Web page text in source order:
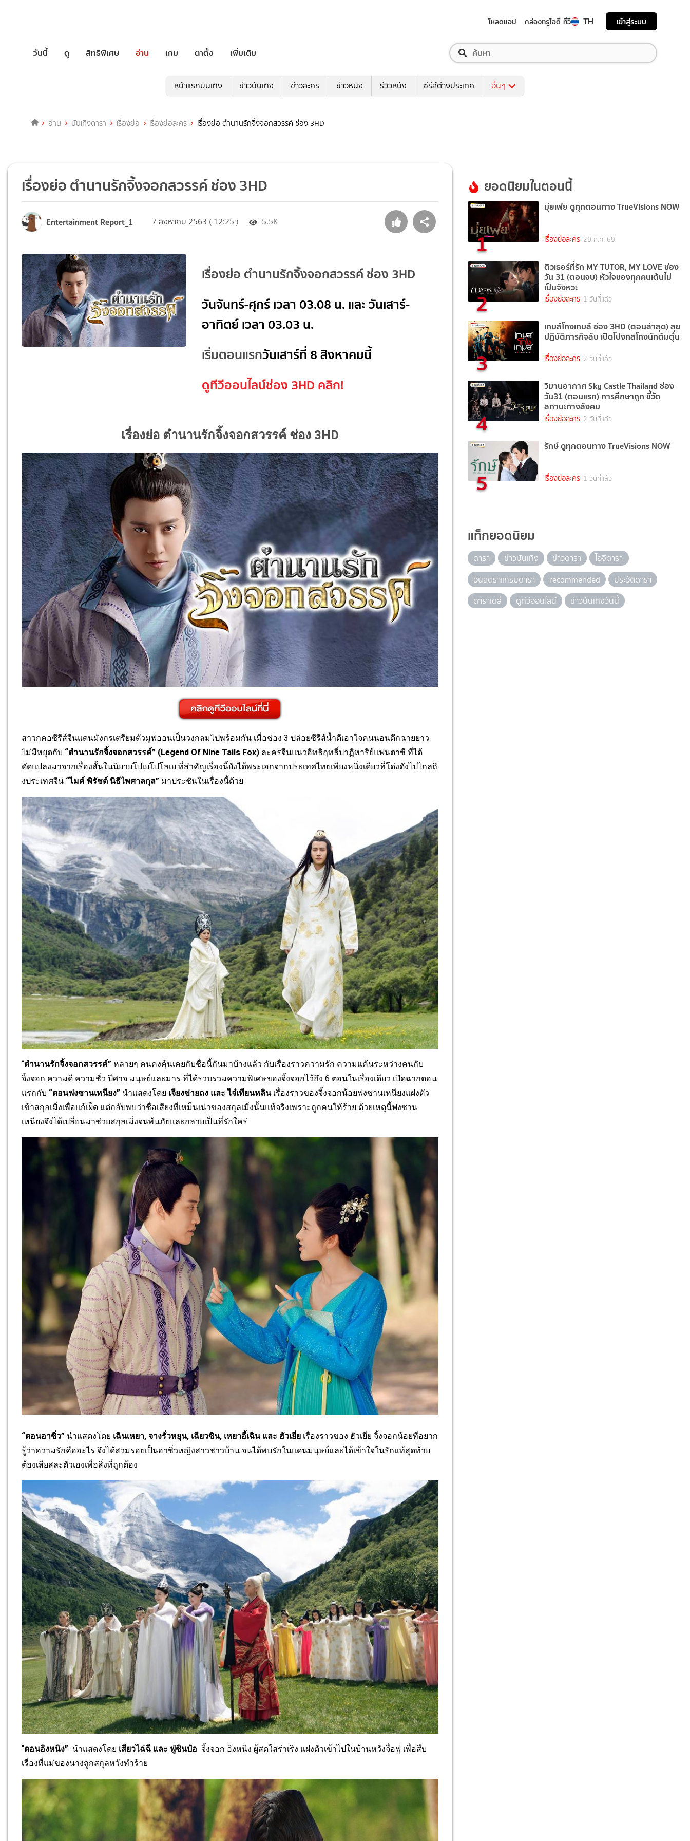
โหลดแอป กล่องทรูไอดี ทีวี TH เข้าสู่ระบบ
วันนี้ ดู สิทธิพิเศษ อ่าน เกม ตาตั้ง เพิ่มเติม
หน้าแรกบันเทิง ข่าวบันเทิง ข่าวละคร ข่าวหนัง รีวิวหนัง ซีรีส์ต่างประเทศ อื่นๆ
อ่าน บันเทิงดารา เรื่องย่อ เรื่องย่อละคร เรื่องย่อ ตำนานรักจิ้งจอกสวรรค์ ช่อง 3HD
เรื่องย่อ ตำนานรักจิ้งจอกสวรรค์ ช่อง 3HD
Entertainment Report_1 7 สิงหาคม 2563 ( 12:25 ) 5.5K
เรื่องย่อ ตำนานรักจิ้งจอกสวรรค์ ช่อง 3HD
วันจันทร์-ศุกร์ เวลา 03.08 น. และ วันเสาร์-
อาทิตย์ เวลา 03.03 น.
เริ่มตอนแรกวันเสาร์ที่ 8 สิงหาคมนี้
ดูทีวีออนไลน์ช่อง 3HD คลิก!
เรื่องย่อ ตำนานรักจิ้งจอกสวรรค์ ช่อง 3HD
สาวกคอซีรีส์จีนแดนมังกรเตรียมตัวมูฟออนเป็นวงกลมไปพร้อมกัน เมื่อช่อง 3 ปล่อยซีรีส์น้ำดีเอาใจคนนอนดึกฉายยาว
ไม่มีหยุดกับ “ตำนานรักจิ้งจอกสวรรค์” (Legend Of Nine Tails Fox) ละครจีนแนวอิทธิฤทธิ์ปาฏิหาริย์แฟนตาซี ที่ได้
ดัดแปลงมาจากเรื่องสั้นในนิยายโปเยโปโลเย ที่สำคัญเรื่องนี้ยังได้พระเอกจากประเทศไทยเพียงหนึ่งเดียวที่โด่งดังไปไกลถึ
งประเทศจีน “ไมค์ พิรัชต์ นิธิไพศาลกุล” มาประชันในเรื่องนี้ด้วย
“ตำนานรักจิ้งจอกสวรรค์” หลายๆ คนคงคุ้นเคยกับชื่อนี้กันมาบ้างแล้ว กับเรื่องราวความรัก ความแค้นระหว่างคนกับ
จิ้งจอก ความดี ความชั่ว ปีศาจ มนุษย์และมาร ที่ได้รวบรวมความพิเศษของจิ้งจอกไว้ถึง 6 ตอนในเรื่องเดียว เปิดฉากตอน
แรกกับ “ตอนฟงซานเหนียง” นำแสดงโดย เจียงข่ายถง และ ไจ๋เทียนหลิน เรื่องราวของจิ้งจอกน้อยฟงซานเหนียงแฝงตัว
เข้าสกุลเมิ่งเพื่อแก้เผ็ด แต่กลับพบว่าชื่อเสียงที่เหม็นเน่าของสกุลเมิ่งนั้นแท้จริงเพราะถูกคนให้ร้าย ด้วยเหตุนี้ฟงซาน
เหนียงจึงได้เปลี่ยนมาช่วยสกุลเมิ่งจนพ้นภัยและกลายเป็นที่รักใคร่
“ตอนอาซิ่ว” นำแสดงโดย เฉินเหยา,จางรั่วหยุน, เฉียวซิน, เหยาอี้เฉิน และ ฮัวเยี่ย เรื่องราวของ ฮัวเยี่ย จิ้งจอกน้อยที่อยาก
รู้ว่าความรักคืออะไร จึงได้สวมรอยเป็นอาซิ่วหญิงสาวชาวบ้าน จนได้พบรักในแดนมนุษย์และได้เข้าใจในรักแท้สุดท้าย
ต้องเสียสละตัวเองเพื่อสิ่งที่ถูกต้อง
“ตอนอิงหนิง” นำแสดงโดย เสียวไฉ่ฉี และ ฟู่ซินป๋อ จิ้งจอก อิงหนิง ผู้สดใสร่าเริง แฝงตัวเข้าไปในบ้านหวังจื่อฟุ เพื่อสืบ
เรื่องที่แม่ของนางถูกสกุลหวังทำร้าย
ยอดนิยมในตอนนี้
1
มุ่ยเฟย ดูทุกตอนทาง TrueVisions NOW
เรื่องย่อละคร 29 ก.ค. 69
2
ติวเธอร์ที่รัก MY TUTOR, MY LOVE ช่อง
วัน 31 (ตอนจบ) หัวใจของทุกคนเต้นไม่
เป็นจังหวะ
เรื่องย่อละคร 1 วันที่แล้ว
3
เกมส์โกงเกมส์ ช่อง 3HD (ตอนล่าสุด) ลุย
ปฏิบัติภารกิจลับ เปิดโปงกลโกงนักต้มตุ๋น
เรื่องย่อละคร 2 วันที่แล้ว
4
วิมานอากาศ Sky Castle Thailand ช่อง
วัน31 (ตอนแรก) การศึกษาถูก ชี้วัด
สถานะทางสังคม
เรื่องย่อละคร 2 วันที่แล้ว
5
รักษ์ ดูทุกตอนทาง TrueVisions NOW
เรื่องย่อละคร 1 วันที่แล้ว
แท็กยอดนิยม
ดารา ข่าวบันเทิง ข่าวดารา
ไอจีดารา
อินสตราแกรมดารา
recommended
ประวัติดารา
ดาราเดลี่
ดูทีวีออนไลน์ ข่าวบันเทิงวันนี้